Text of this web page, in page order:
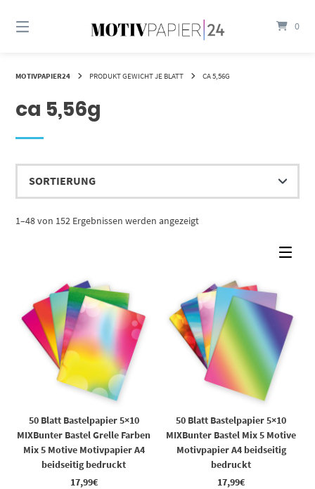
zum
0
MOTIVPAPIER24 PRODUKT GEWICHT JE BLATT CA 5,56G
ca 5,56g
1–48 von 152 Ergebnissen werden angezeigt
50 Blatt Bastelpapier 5×10
MIXBunter Bastel Grelle Farben
Mix 5 Motive Motivpapier A4
beidseitig bedruckt
17,99€
50 Blatt Bastelpapier 5×10
MIXBunter Bastel Mix 5 Motive
Motivpapier A4 beidseitig
bedruckt
17,99€